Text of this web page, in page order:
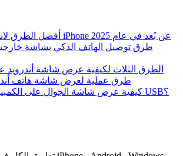
أفضل الطرق لاستخدام كاميرا iPhone عن بُعد في عام 2025
طرق توصيل الهاتف الذكي بشاشة
الطرق الثلاث لكيفية عرض شاشة أندرويد
طرق عملية لعرض شاشة هاتف
كيفية عرض شاشة الجوال على الكمبيوتر عن طريق USB؟